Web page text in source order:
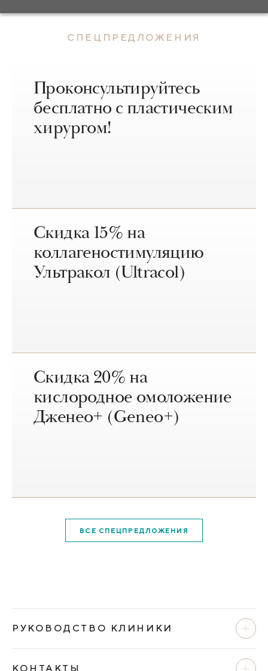
СПЕЦПРЕДЛОЖЕНИЯ
Проконсультируйтесь
бесплатно с пластическим
хирургом!
Скидка 15% на
коллагеностимуляцию
Ультракол (Ultracol)
Скидка 20% на
кислородное омоложение
Дженео+ (Geneo+)
ВСЕ СПЕЦПРЕДЛОЖЕНИЯ
РУКОВОДСТВО КЛИНИКИ
КОНТАКТЫ